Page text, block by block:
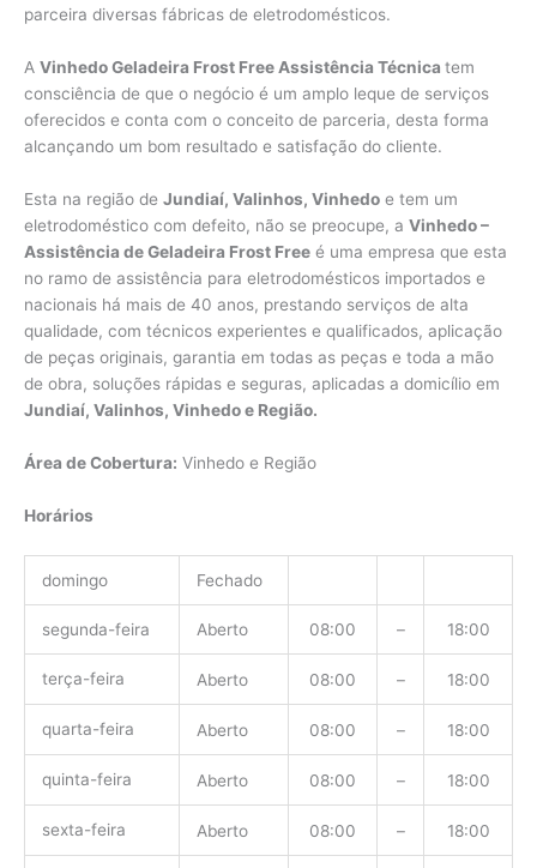
parceira diversas fábricas de eletrodomésticos.
A Vinhedo Geladeira Frost Free Assistência Técnica tem
consciência de que o negócio é um amplo leque de serviços
oferecidos e conta com o conceito de parceria, desta forma
alcançando um bom resultado e satisfação do cliente.
Esta na região de Jundiaí, Valinhos, Vinhedo e tem um
eletrodoméstico com defeito, não se preocupe, a Vinhedo –
Assistência de Geladeira Frost Free é uma empresa que esta
no ramo de assistência para eletrodomésticos importados e
nacionais há mais de 40 anos, prestando serviços de alta
qualidade, com técnicos experientes e qualificados, aplicação
de peças originais, garantia em todas as peças e toda a mão
de obra, soluções rápidas e seguras, aplicadas a domicílio em
Jundiaí, Valinhos, Vinhedo e Região.
Área de Cobertura: Vinhedo e Região
Horários
domingo Fechado
segunda-feira Aberto 08:00 – 18:00
terça-feira Aberto 08:00 – 18:00
quarta-feira Aberto 08:00 – 18:00
quinta-feira Aberto 08:00 – 18:00
sexta-feira Aberto 08:00 – 18:00